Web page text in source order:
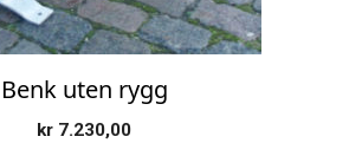
Benk uten rygg
kr 7.230,00